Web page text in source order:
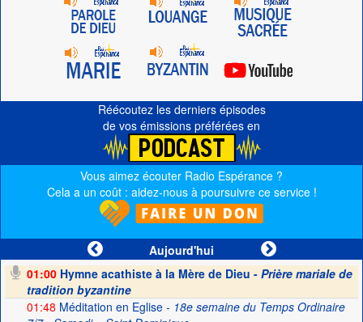
Réécoutez les derniers épisodes
de vos émissions préférées en
Vous aimez écouter Radio Espérance ?
Cela a un coût : aidez-nous à poursuivre ce service !
Aujourd'hui
01:00Hymne acathiste à la Mère de Dieu - Prière mariale de
tradition byzantine
01:48 Méditation en Eglise- 18e semaine du Temps Ordinaire